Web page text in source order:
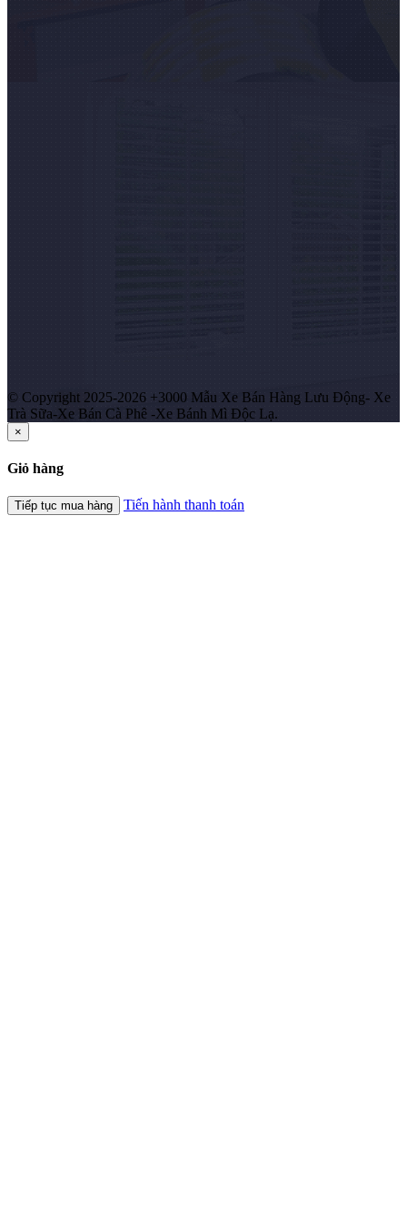
© Copyright 2025-2026 +3000 Mẫu Xe Bán Hàng Lưu Động- Xe
Trà Sữa-Xe Bán Cà Phê -Xe Bánh Mì Độc Lạ.
×
Giỏ hàng
Tiếp tục mua hàng Tiến hành thanh toán